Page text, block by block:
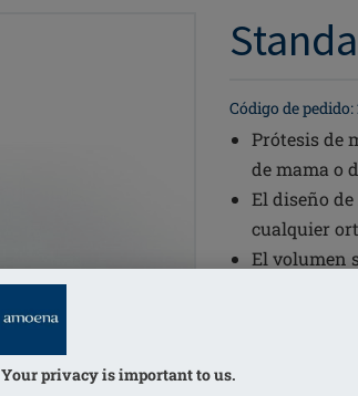
Código de
Prótesis de
de mama o
El diseño
cualquier
El volumen
ajustar el
La cara
COLORES
Your privacy is important to us.